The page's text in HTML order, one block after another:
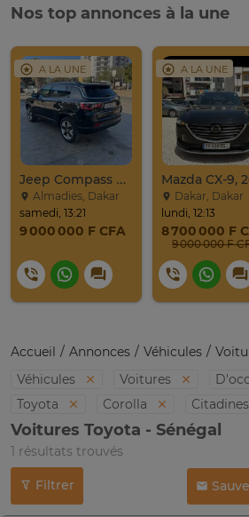
Nos top annonces à la une
A LA UNE
Jeep Compass SUV Noir Essence Automatique
Almadies, Dakar
samedi, 13:21
9 000 000 F CFA
A LA UNE
Mazda CX-9,
Dakar, Dakar
lundi, 12:13
8 700 000 F
9 000 000 F
Accueil Annonces Véhicules
Véhicules
Voitures
Toyota
Corolla Citadines
Voitures Toyota - Sénégal
1 résultats trouvés
Filtrer